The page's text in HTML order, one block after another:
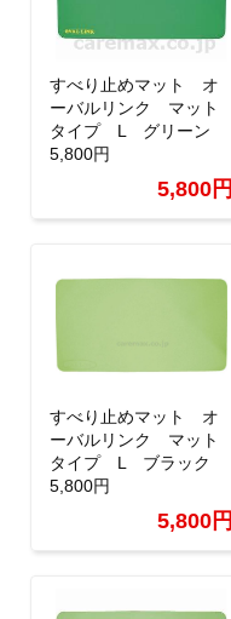
すべり止めマット オ
ーバルリンク マット
タイプ L グリーン
5,800円
5,800円
すべり止めマット オ
ーバルリンク マット
タイプ L ブラック
5,800円
5,800円